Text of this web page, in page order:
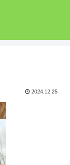
2024.12.25